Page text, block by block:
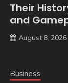
Their
and
August 8, 2026
Business